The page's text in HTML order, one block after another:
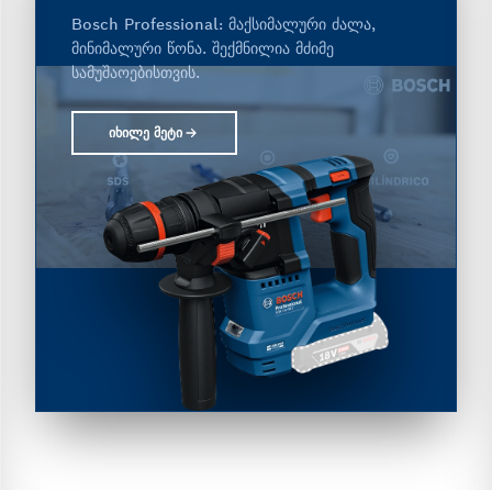
Bosch Professional: მაქსიმალური ძალა,
მინიმალური წონა. შექმნილია მძიმე
სამუშაოებისთვის.
ᲘᲮᲘᲚᲔ ᲛᲔᲢᲘ